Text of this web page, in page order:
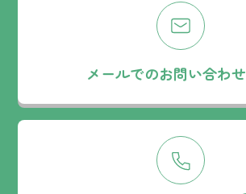
メールでのお問い合わせ